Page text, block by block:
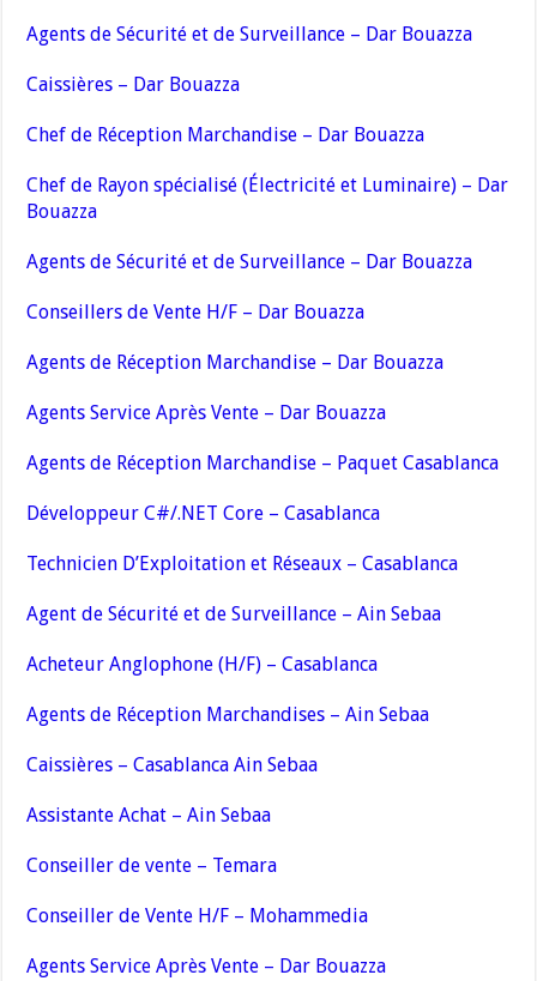
Agents de Sécurité et de Surveillance – Dar Bouazza
Caissières – Dar Bouazza
Chef de Réception Marchandise – Dar Bouazza
Chef de Rayon spécialisé (Électricité et Luminaire) – Dar
Bouazza
Agents de Sécurité et de Surveillance – Dar Bouazza
Conseillers de Vente H/F – Dar Bouazza
Agents de Réception Marchandise – Dar Bouazza
Agents Service Après Vente – Dar Bouazza
Agents de Réception Marchandise – Paquet Casablanca
Développeur C#/.NET Core – Casablanca
Technicien D’Exploitation et Réseaux – Casablanca
Agent de Sécurité et de Surveillance – Ain Sebaa
Acheteur Anglophone (H/F) – Casablanca
Agents de Réception Marchandises – Ain Sebaa
Caissières – Casablanca Ain Sebaa
Assistante Achat – Ain Sebaa
Conseiller de vente – Temara
Conseiller de Vente H/F – Mohammedia
Agents Service Après Vente – Dar Bouazza